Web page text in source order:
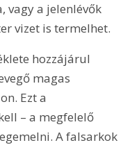
vagy a jelenlévők
vizet is termelhet.
hozzájárul
magas
Ezt a
– a megfelelő
A falsarkok